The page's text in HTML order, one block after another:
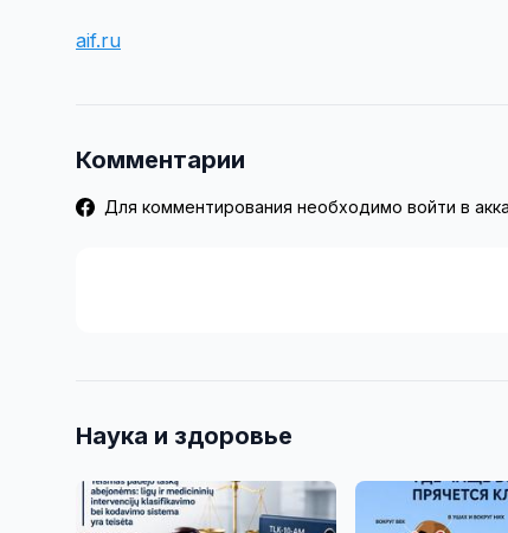
aif.ru
Комментарии
Для комментирования необходимо войти в
Наука и здоровье